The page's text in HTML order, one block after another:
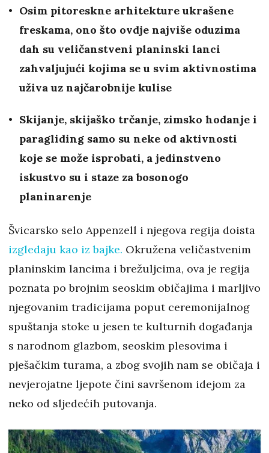
Osim pitoreskne arhitekture ukrašene
freskama, ono što ovdje najviše oduzima
dah su veličanstveni planinski lanci
zahvaljujući kojima se u svim aktivnostima
uživa uz najčarobnije kulise
Skijanje, skijaško trčanje, zimsko hodanje i
paragliding samo su neke od aktivnosti
koje se može isprobati, a jedinstveno
iskustvo su i staze za bosonogo
planinarenje
Švicarsko selo Appenzell i njegova regija doista
izgledaju kao iz bajke. Okružena veličastvenim
planinskim lancima i brežuljcima, ova je regija
poznata po brojnim seoskim običajima i marljivo
njegovanim tradicijama poput ceremonijalnog
spuštanja stoke u jesen te kulturnih događanja
s narodnom glazbom, seoskim plesovima i
pješačkim turama, a zbog svojih nam se običaja i
nevjerojatne ljepote čini savršenom idejom za
neko od sljedećih putovanja.